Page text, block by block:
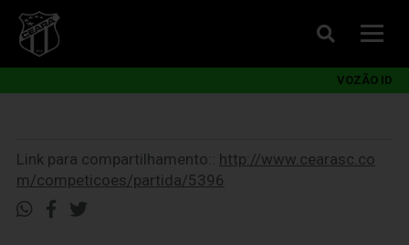
VOZÃO ID
Link para compartilhamento:: http://www.cearasc.co
m/competicoes/partida/5396